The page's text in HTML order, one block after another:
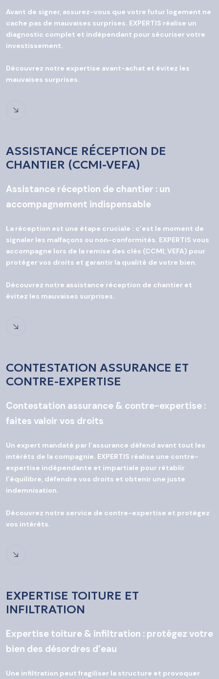
Avant de signer, assurez-vous que votre futur logement ne
cache pas de mauvaises surprises. EXPERTIS réalise un
diagnostic complet et indépendant pour sécuriser votre
investissement.
Découvrez notre expertise avant-achat et évitez les
mauvaises surprises.
ASSISTANCE RÉCEPTION DE
CHANTIER (CCMI-VEFA)
Assistance réception de chantier : un
accompagnement indispensable
La réception est une étape cruciale : c’est le moment de
signaler les malfaçons ou non-conformités. EXPERTIS vous
accompagne lors de la remise des clés (CCMI, VEFA) pour
protéger vos droits et garantir la qualité de votre bien.
Découvrez notre assistance réception de chantier et
évitez les mauvaises surprises.
CONTESTATION ASSURANCE ET
CONTRE-EXPERTISE
Contestation assurance & contre-expertise :
faites valoir vos droits
Un expert mandaté par l’assurance défend avant tout les
intérêts de la compagnie. EXPERTIS réalise une contre-
expertise indépendante et impartiale pour rétablir
l’équilibre, défendre vos droits et obtenir une juste
indemnisation.
Découvrez notre service de contre-expertise et protégez
vos intérêts.
EXPERTISE TOITURE ET
INFILTRATION
Expertise toiture & infiltration : protégez votre
bien des désordres d’eau
Une infiltration peut fragiliser la structure et provoquer